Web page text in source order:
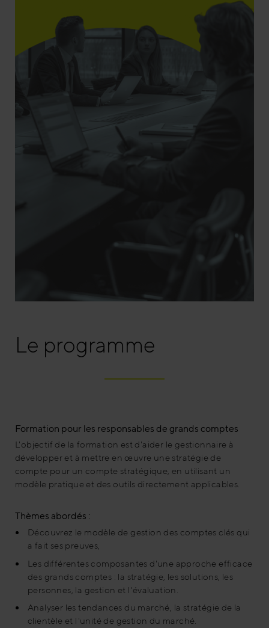
Le programme
Formation pour les responsables de grands comptes
L'objectif de la formation est d'aider le gestionnaire à
développer et à mettre en œuvre une stratégie de
compte pour un compte stratégique, en utilisant un
modèle pratique et des outils directement applicables.
Thèmes abordés :
Découvrez le modèle de gestion des comptes clés qui
a fait ses preuves,
Les différentes composantes d'une approche efficace
des grands comptes : la stratégie, les solutions, les
personnes, la gestion et l'évaluation.
Analyser les tendances du marché, la stratégie de la
clientèle et l'unité de gestion du marché.